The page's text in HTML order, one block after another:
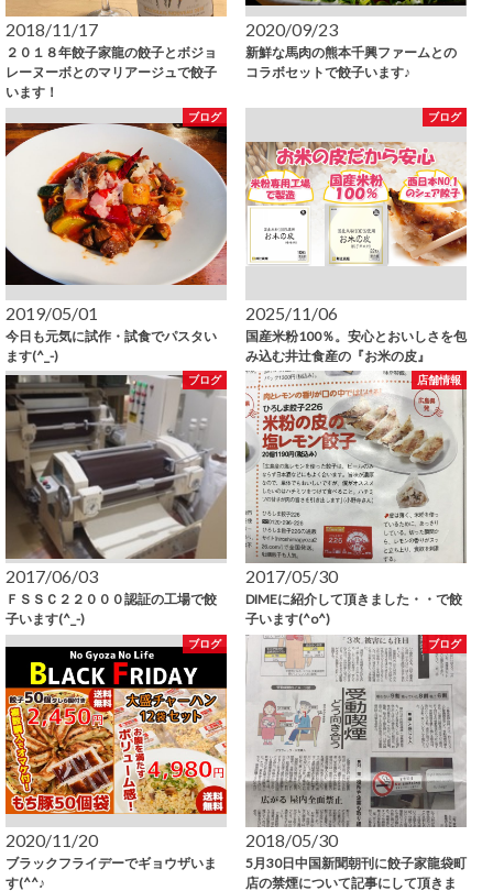
2018/11/17
２０１８年餃子家龍の餃子とボジョ
レーヌーボとのマリアージュで餃子
います！
2020/09/23
新鮮な馬肉の熊本千興ファームとの
コラボセットで餃子います♪
ブログ
2019/05/01
今日も元気に試作・試食でパスタい
ます(^_-)
ブログ
2025/11/06
国産米粉100％。安心とおいしさを包
み込む井辻食産の『お米の皮』
ブログ
2017/06/03
ＦＳＳＣ２２０００認証の工場で餃
子います(^_-)
店舗情報
2017/05/30
DIMEに紹介して頂きました・・で餃
子います(^o^)
ブログ
2020/11/20
ブラックフライデーでギョウザいま
す(^^♪
ブログ
2018/05/30
5月30日中国新聞朝刊に餃子家龍袋町
店の禁煙について記事にして頂きま